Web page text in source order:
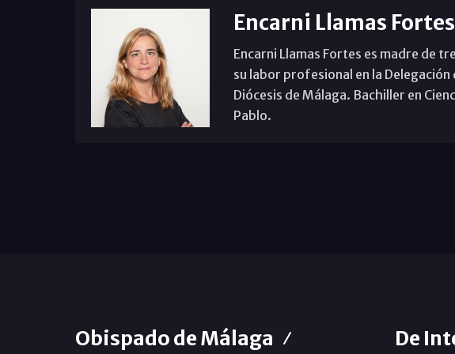
Encarni Llamas Fortes
Encarni Llamas Fortes es madre de
su labor profesional en la Delegación
Diócesis de Málaga. Bachiller en
Pablo.
Obispado de Málaga De